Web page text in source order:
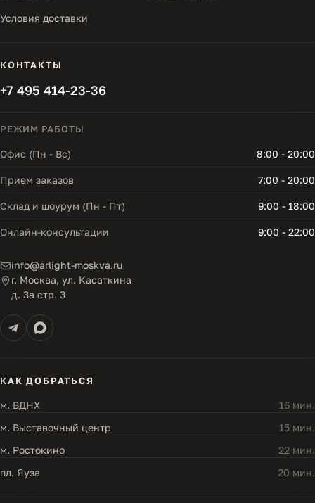
Условия доставки
КОНТАКТЫ
+7 495 414-23-36
РЕЖИМ РАБОТЫ
Офис (Пн - Вс) 8:00 - 20:00
Прием заказов 7:00 - 20:00
Склад и шоурум (Пн - Пт) 9:00 - 18:00
Онлайн-консультации 9:00 - 22:00
info@arlight-moskva.ru
г. Москва, ул. Касаткина
д. 3а стр. 3
КАК ДОБРАТЬСЯ
м. ВДНХ
16 мин.
м. Выставочный центр
15 мин.
м. Ростокино
22 мин.
пл. Яуза
20 мин.